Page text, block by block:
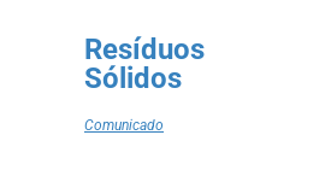
Resíduos
Sólidos
Comunicado